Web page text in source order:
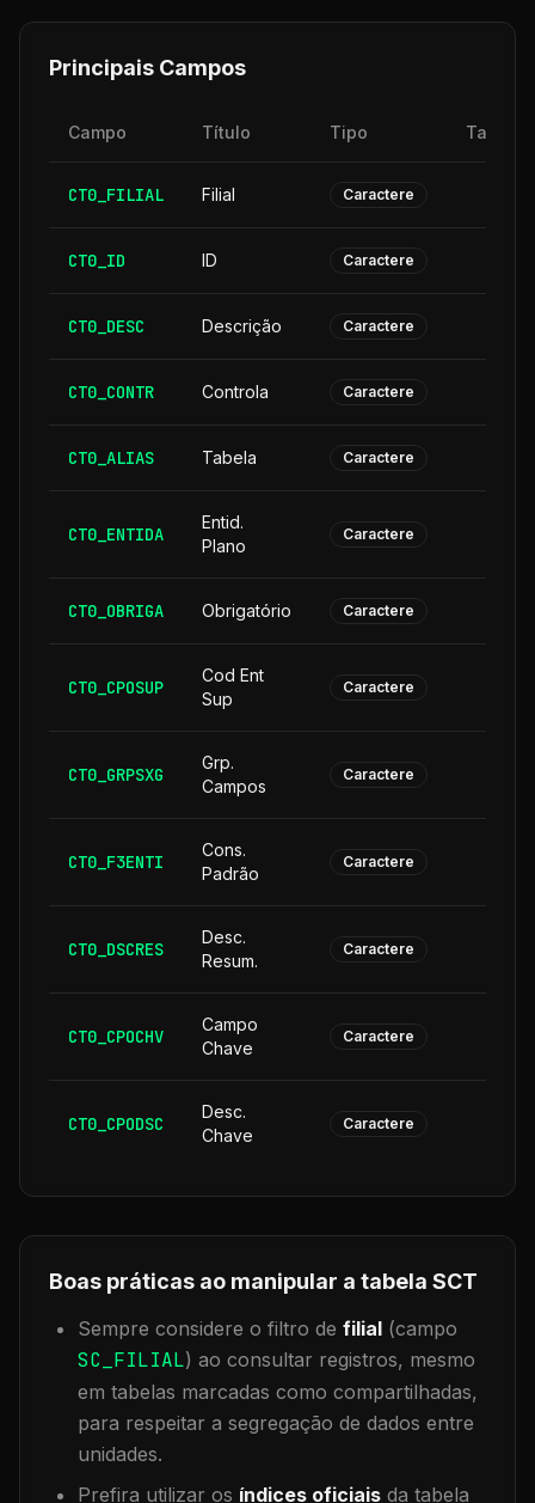
Principais Campos
Campo Título Tipo
CT0_FILIAL Filial Caractere
CT0_ID ID Caractere
CT0_DESC Descrição Caractere
CT0_CONTR Controla Caractere
CT0_ALIAS Tabela Caractere
CT0_ENTIDA
Entid.
Plano
Caractere
CT0_OBRIGA Obrigatório Caractere
CT0_CPOSUP
Cod Ent
Sup
Caractere
CT0_GRPSXG
Grp.
Campos
Caractere
CT0_F3ENTI
Cons.
Padrão
Caractere
CT0_DSCRES
Desc.
Resum.
Caractere
CT0_CPOCHV
Campo
Chave
Caractere
CT0_CPODSC
Desc.
Chave
Caractere
Boas práticas ao manipular a tabela SCT
Sempre considere o filtro de filial (campo
SC_FILIAL) ao consultar registros, mesmo
em tabelas marcadas como compartilhadas,
para respeitar a segregação de dados entre
unidades.
Prefira utilizar os índices oficiais da tabela